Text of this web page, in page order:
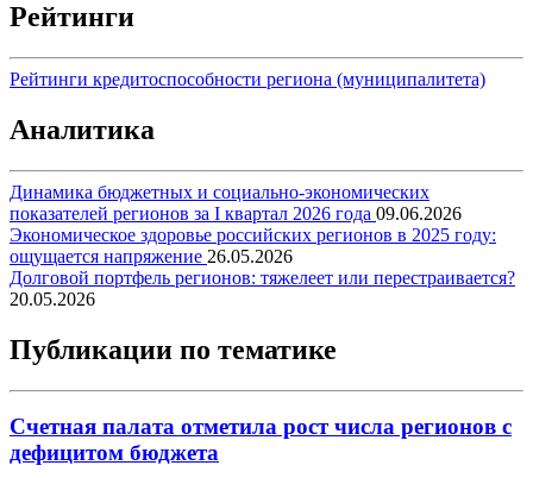
Рейтинги
Рейтинги кредитоспособности региона (муниципалитета)
Аналитика
Динамика бюджетных и социально-экономических
показателей регионов за I квартал 2026 года 09.06.2026
Экономическое здоровье российских регионов в 2025 году:
ощущается напряжение 26.05.2026
Долговой портфель регионов: тяжелеет или перестраивается?
20.05.2026
Публикации по тематике
Счетная палата отметила рост числа регионов с
дефицитом бюджета